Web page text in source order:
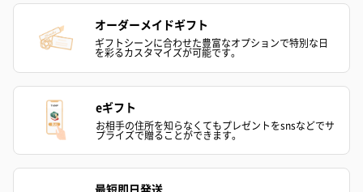
紅茶・コーヒー・スイーツ
紅茶・コーヒー・スイーツを同梱してお届けいたします。ギフト
への＋αにおすすめです。
オーダーメイドギフト
ギフトシーンに合わせた豊富なオプションで特別な日
を彩るカスタマイズが可能です。
eギフト
お相手の住所を知らなくてもプレゼントをsnsなどでサ
プライズで贈ることができます。
最短即日発送